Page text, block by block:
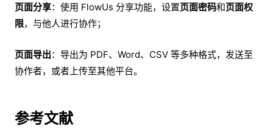
页面分享：使用 FlowUs 分享功能，设置页面密码和页面权
限，与他人进行协作；
页面导出：导出为 PDF、Word、CSV 等多种格式，发送至
协作者，或者上传至其他平台。
参考文献